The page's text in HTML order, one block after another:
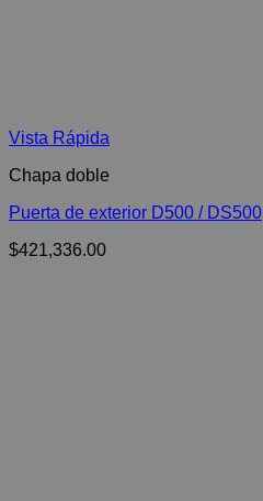
Vista Rápida
Chapa doble
Puerta de exterior D500 / DS500
$421,336.00